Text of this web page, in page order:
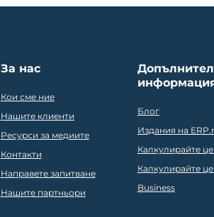
За нас
Кои сме ние
Нашите клиенти
Ресурси за медиите
Контакти
Направете запитване
Нашите партньори
Блог
Издания на
Калкулирайте
Калкулирайте
Business